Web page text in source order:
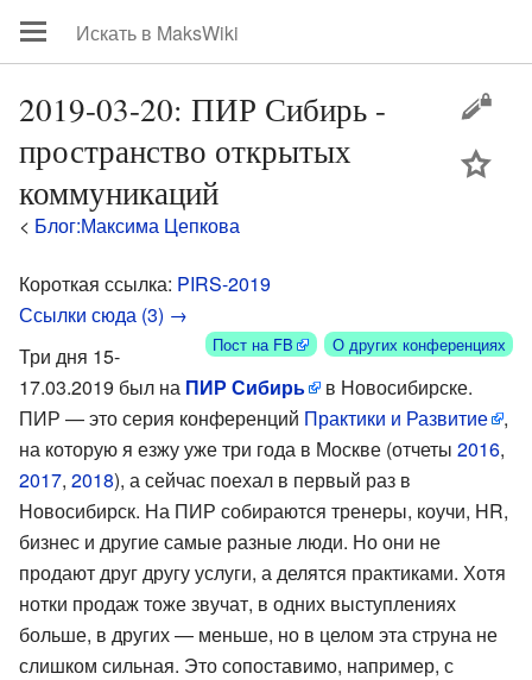
2019-03-20: ПИР Сибирь -
пространство открытых
коммуникаций
< Блог:Максима Цепкова
Короткая ссылка: PIRS-2019
Ссылки сюда (3) →
О других конференциях
Пост на FB
Три дня 15-
17.03.2019 был на ПИР Сибирь
в Новосибирске.
ПИР — это серия конференций Практики и Развитие
,
на которую я езжу уже три года в Москве (отчеты 2016,
2017, 2018), а сейчас поехал в первый раз в
Новосибирск. На ПИР собираются тренеры, коучи, HR,
бизнес и другие самые разные люди. Но они не
продают друг другу услуги, а делятся практиками. Хотя
нотки продаж тоже звучат, в одних выступлениях
больше, в других — меньше, но в целом эта струна не
слишком сильная. Это сопоставимо, например, с